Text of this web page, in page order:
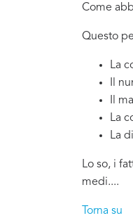
Come
Questo
La
Il
Il
La
La
Lo so, i
medi....
Torna su